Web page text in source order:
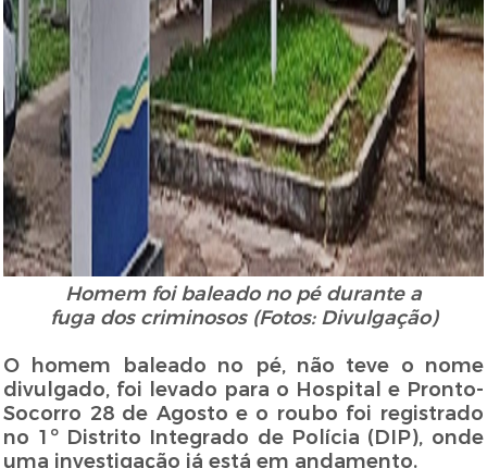
Homem foi baleado no pé durante a
fuga dos criminosos (Fotos: Divulgação)
O homem baleado no pé, não teve o nome
divulgado, foi levado para o Hospital e Pronto-
Socorro 28 de Agosto e o roubo foi registrado
no 1º Distrito Integrado de Polícia (DIP), onde
uma investigação já está em andamento.